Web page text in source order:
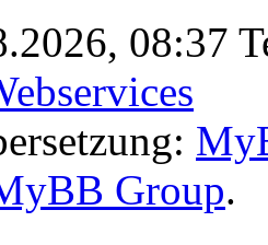
08:37
Group.